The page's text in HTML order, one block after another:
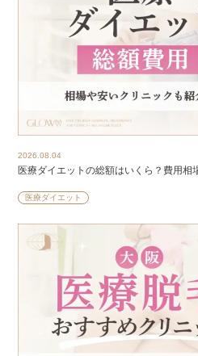
2026.08.04
医療ダイエットの総額はいくら？費用相
医療ダイエット